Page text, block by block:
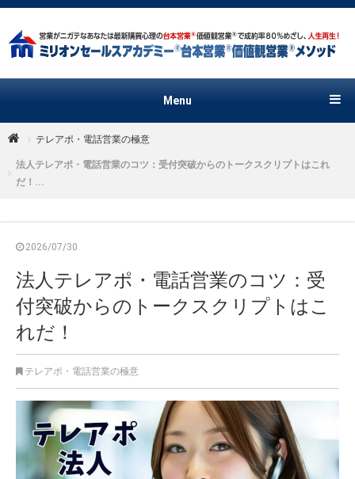
Menu
テレアポ・電話営業の極意
法人テレアポ・電話営業のコツ：受付突破からのトークスクリプトはこれ
だ！...
2026/07/30
法人テレアポ・電話営業のコツ：受
付突破からのトークスクリプトはこ
れだ！
テレアポ・電話営業の極意